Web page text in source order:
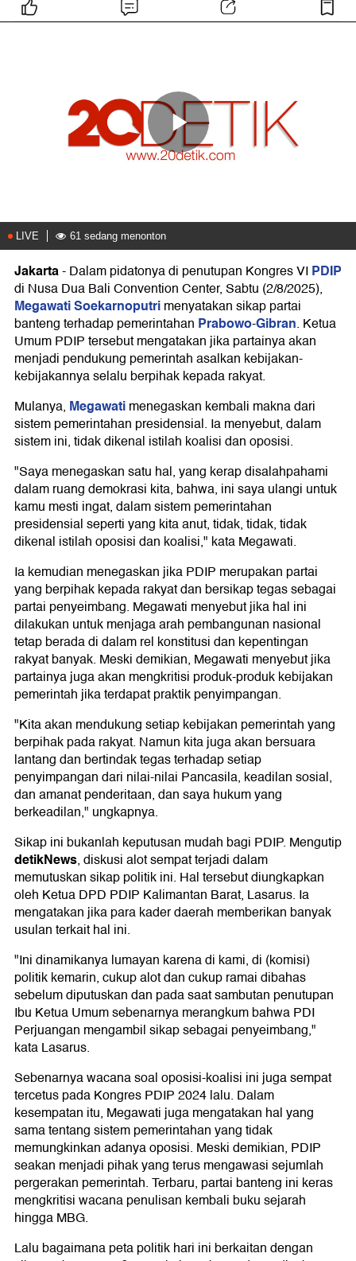
Jakarta-Dalam pidatonya di penutupan Kongres VIPDIP
di Nusa Dua Bali Convention Center, Sabtu (2/8/2025),
Megawati Soekarnoputrimenyatakan sikap partai
banteng terhadap pemerintahan Prabowo-Gibran. Ketua
Umum PDIP tersebut mengatakan jika partainya akan
menjadi pendukung pemerintah asalkan kebijakan-
kebijakannya selalu berpihak kepada rakyat.
Mulanya, Megawatimenegaskan kembali makna dari
sistem pemerintahan presidensial. Ia menyebut, dalam
sistem ini, tidak dikenal istilah koalisi dan oposisi.
"Saya menegaskan satu hal, yang kerap disalahpahami
dalam ruang demokrasi kita, bahwa, ini saya ulangi untuk
kamu mesti ingat, dalam sistem pemerintahan
presidensial seperti yang kita anut, tidak, tidak, tidak
dikenal istilah oposisi dan koalisi," kata Megawati.
Ia kemudian menegaskan jika PDIP merupakan partai
yang berpihak kepada rakyat dan bersikap tegas sebagai
partai penyeimbang. Megawati menyebut jika hal ini
dilakukan untuk menjaga arah pembangunan nasional
tetap berada di dalam rel konstitusi dan kepentingan
rakyat banyak. Meski demikian, Megawati menyebut jika
partainya juga akan mengkritisi produk-produk kebijakan
pemerintah jika terdapat praktik penyimpangan.
"Kita akan mendukung setiap kebijakan pemerintah yang
berpihak pada rakyat. Namun kita juga akan bersuara
lantang dan bertindak tegas terhadap setiap
penyimpangan dari nilai-nilai Pancasila, keadilan sosial,
dan amanat penderitaan, dan saya hukum yang
berkeadilan," ungkapnya.
Sikap ini bukanlah keputusan mudah bagi PDIP. Mengutip
detikNews, diskusi alot sempat terjadi dalam
memutuskan sikap politik ini. Hal tersebut diungkapkan
oleh Ketua DPD PDIP Kalimantan Barat, Lasarus. Ia
mengatakan jika para kader daerah memberikan banyak
usulan terkait hal ini.
"Ini dinamikanya lumayan karena di kami, di (komisi)
politik kemarin, cukup alot dan cukup ramai dibahas
sebelum diputuskan dan pada saat sambutan penutupan
Ibu Ketua Umum sebenarnya merangkum bahwa PDI
Perjuangan mengambil sikap sebagai penyeimbang,"
kata Lasarus.
Sebenarnya wacana soal oposisi-koalisi ini juga sempat
tercetus pada Kongres PDIP 2024 lalu. Dalam
kesempatan itu, Megawati juga mengatakan hal yang
sama tentang sistem pemerintahan yang tidak
memungkinkan adanya oposisi. Meski demikian, PDIP
seakan menjadi pihak yang terus mengawasi sejumlah
pergerakan pemerintah. Terbaru, partai banteng ini keras
mengkritisi wacana penulisan kembali buku sejarah
hingga MBG.
Lalu bagaimana peta politik hari ini berkaitan dengan